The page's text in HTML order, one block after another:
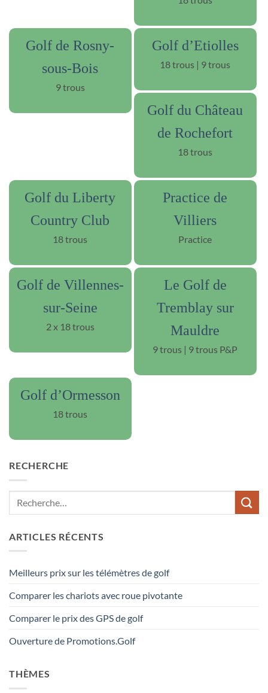
Golf de Rosny-
sous-Bois
9 trous
Golf d’Etiolles
18 trous | 9 trous
Golf du Château
de Rochefort
18 trous
Golf du Liberty
Country Club
18 trous
Practice de
Villiers
Practice
Golf de Villennes-
sur-Seine
2 x 18 trous
Le Golf de
Tremblay sur
Mauldre
9 trous | 9 trous P&P
Golf d’Ormesson
18 trous
RECHERCHE
ARTICLES RÉCENTS
Meilleurs prix sur les télémètres de golf
Comparer les chariots avec roue pivotante
Comparer le prix des GPS de golf
Ouverture de Promotions.Golf
THÈMES